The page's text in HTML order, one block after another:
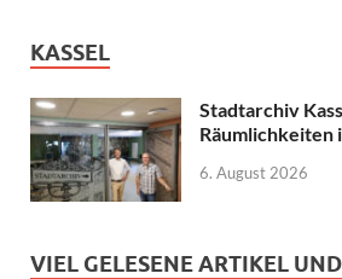
KASSEL
Stadtarchiv
Räumlichkeiten
6. August 2026
VIEL GELESENE ARTIKEL